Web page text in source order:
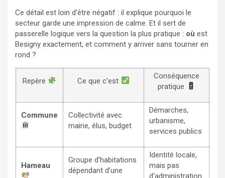
Ce détail est loin d’être négatif : il explique pourquoi le
secteur garde une impression de calme. Et il sert de
passerelle logique vers la question la plus pratique : où est
Besigny exactement, et comment y arriver sans tourner en
rond ?
Repère Ce que c’est
Conséquence
pratique
Commune
Collectivité avec
mairie, élus, budget
Démarches,
urbanisme,
services publics
Hameau
Groupe d’habitations
dépendant d’une
Identité locale,
mais pas
d’administration